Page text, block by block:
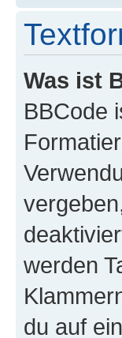
Was ist
BBCode
werden
du auf